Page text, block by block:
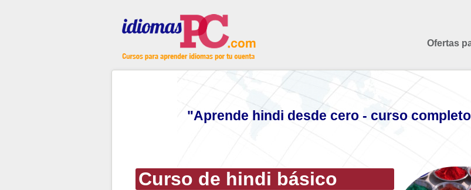
Ofertas
"Aprende hindi desde cero - curso
Curso de hindi básico